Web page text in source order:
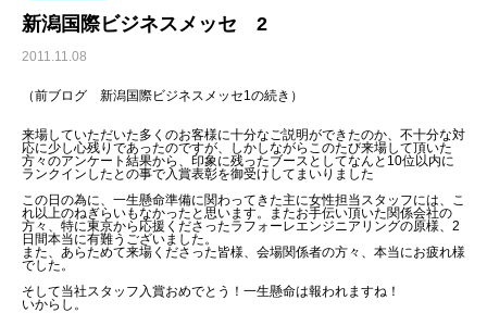
新潟国際ビジネスメッセ 2
2011.11.08
（前ブログ 新潟国際ビジネスメッセ1の続き）
来場していただいた多くのお客様に十分なご説明ができたのか、不十分な対
応に少し心残りであったのですが、しかしながらこのたび来場して頂いた
方々のアンケート結果から、印象に残ったブースとしてなんと10位以内に
ランクインしたとの事で入賞表彰を御受けしてまいりました
この日の為に、一生懸命準備に関わってきた主に女性担当スタッフには、こ
れ以上のねぎらいもなかったと思います。またお手伝い頂いた関係会社の
方々、特に東京から応援くださったラフォーレエンジニアリングの原様、2
日間本当に有難うございました。
また、あらためて来場くださった皆様、会場関係者の方々、本当にお疲れ様
でした。
そして当社スタッフ入賞おめでとう！一生懸命は報われますね！
いからし。